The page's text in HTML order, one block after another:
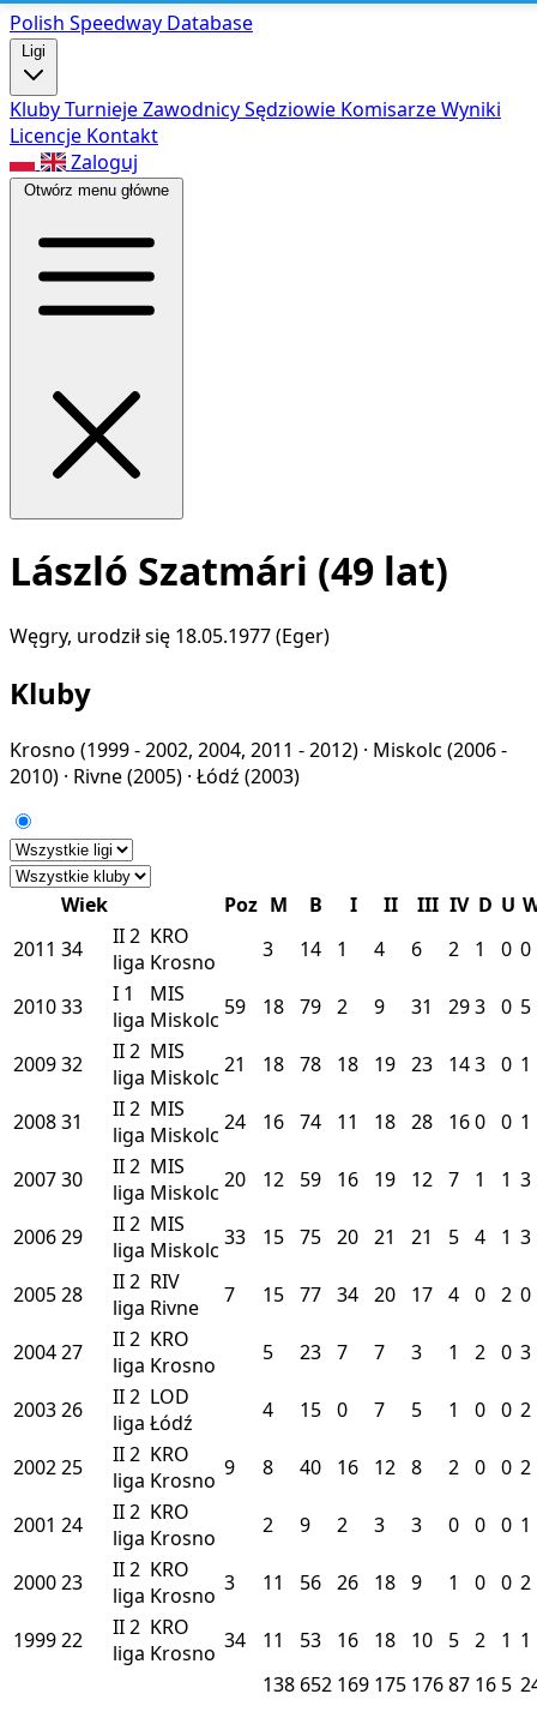
Polish Speedway Database
Ligi
KlubyTurniejeZawodnicySędziowie KomisarzeWyniki
Licencje Kontakt
Zaloguj
Otwórz menu główne
László Szatmári (49 lat)
Węgry, urodził się 18.05.1977 (Eger)
Kluby
Krosno (1999 - 2002, 2004, 2011 - 2012) · Miskolc (2006 -
2010) · Rivne(2005) · Łódź (2003)
Wiek Poz M B I II III IV D U
2011 34 II2
liga
KRO
Krosno
3 14 1 4 6 2 1 0 0
201033 I 1
liga
MIS
Miskolc 59 18 79 2 9 31 293 0 5
200932 II2
liga
MIS
Miskolc 21 18 78 18 19 23 143 0 1
200831 II2
liga
MIS
Miskolc 24 16 74 11 18 28 160 0 1
200730 II2
liga
MIS
Miskolc 20 12 59 16 19 12 7 1 1 3
200629 II2
liga
MIS
Miskolc 33 15 75 20 21 21 5 4 1 3
200528 II2
liga
RIV
Rivne
7 15 77 34 20 17 4 0 2 0
200427 II2
liga
KRO
Krosno
5 23 7 7 3 1 2 0 3
200326 II2
liga
LOD
Łódź
4 15 0 7 5 1 0 0 2
200225 II2
liga
KRO
Krosno 9 8 40 16 12 8 2 0 0 2
2001 24 II2
liga
KRO
Krosno
2 9 2 3 3 0 0 0 1
200023 II2
liga
KRO
Krosno 3 11 56 26 18 9 1 0 0 2
199922 II2
liga
KRO
Krosno 34 11 53 16 18 10 5 2 1 1
138 652 169 175 17687 16 5